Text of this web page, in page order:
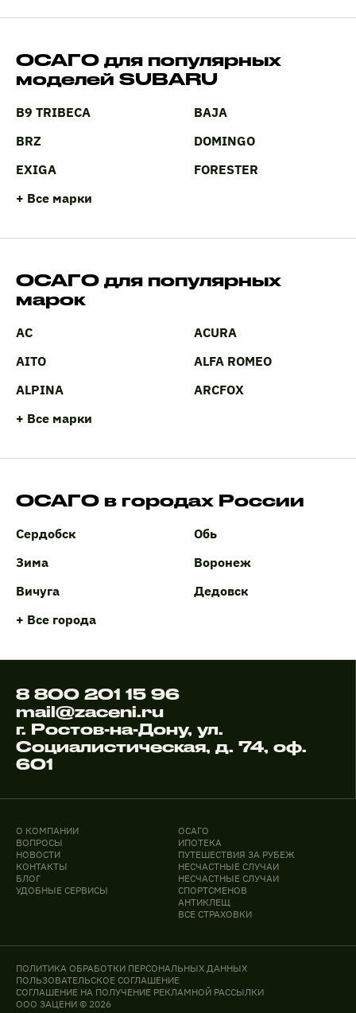
ОСАГО для популярных
моделей SUBARU
B9 TRIBECA
BAJA
BRZ
DOMINGO
EXIGA
FORESTER
+ Все марки
ОСАГО для популярных
марок
AC
ACURA
AITO
ALFA ROMEO
ALPINA
ARCFOX
+ Все марки
ОСАГО в городах России
Сердобск
Обь
Зима
Воронеж
Вичуга
Дедовск
+ Все города
8 800 201 15 96
mail@zaceni.ru
г. Ростов-на-Дону, ул.
Социалистическая, д. 74, оф.
601
О КОМПАНИИ
ВОПРОСЫ
НОВОСТИ
КОНТАКТЫ
БЛОГ
УДОБНЫЕ СЕРВИСЫ
ОСАГО
ИПОТЕКА
ПУТЕШЕСТВИЯ ЗА РУБЕЖ
НЕСЧАСТНЫЕ СЛУЧАИ
НЕСЧАСТНЫЕ СЛУЧАИ
СПОРТСМЕНОВ
АНТИКЛЕЩ
ВСЕ СТРАХОВКИ
ПОЛИТИКА ОБРАБОТКИ ПЕРСОНАЛЬНЫХ ДАННЫХ
ПОЛЬЗОВАТЕЛЬСКОЕ СОГЛАШЕНИЕ
СОГЛАШЕНИЕ НА ПОЛУЧЕНИЕ РЕКЛАМНОЙ РАССЫЛКИ
ООО ЗАЦЕНИ © 2026